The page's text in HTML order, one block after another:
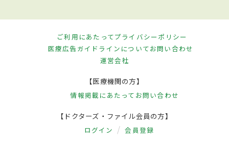
ご利用にあたってプライバシーポリシー
医療広告ガイドラインについてお問い合わせ
運営会社
【医療機関の方】
情報掲載にあたって お問い合わせ
【ドクターズ・ファイル会員の方】
ログイン 会員登録